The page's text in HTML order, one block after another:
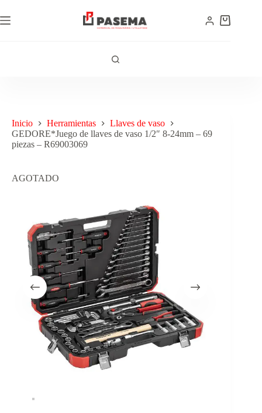
Inicio Herramientas
Llaves de vaso
GEDORE*Juego de llaves de vaso 1/2″ 8-24mm – 69
piezas – R69003069
AGOTADO